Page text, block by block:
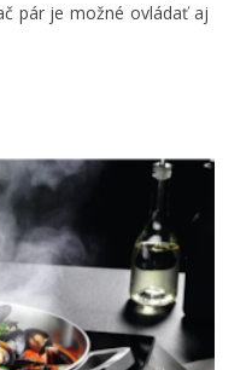
pár je možné ovládať aj